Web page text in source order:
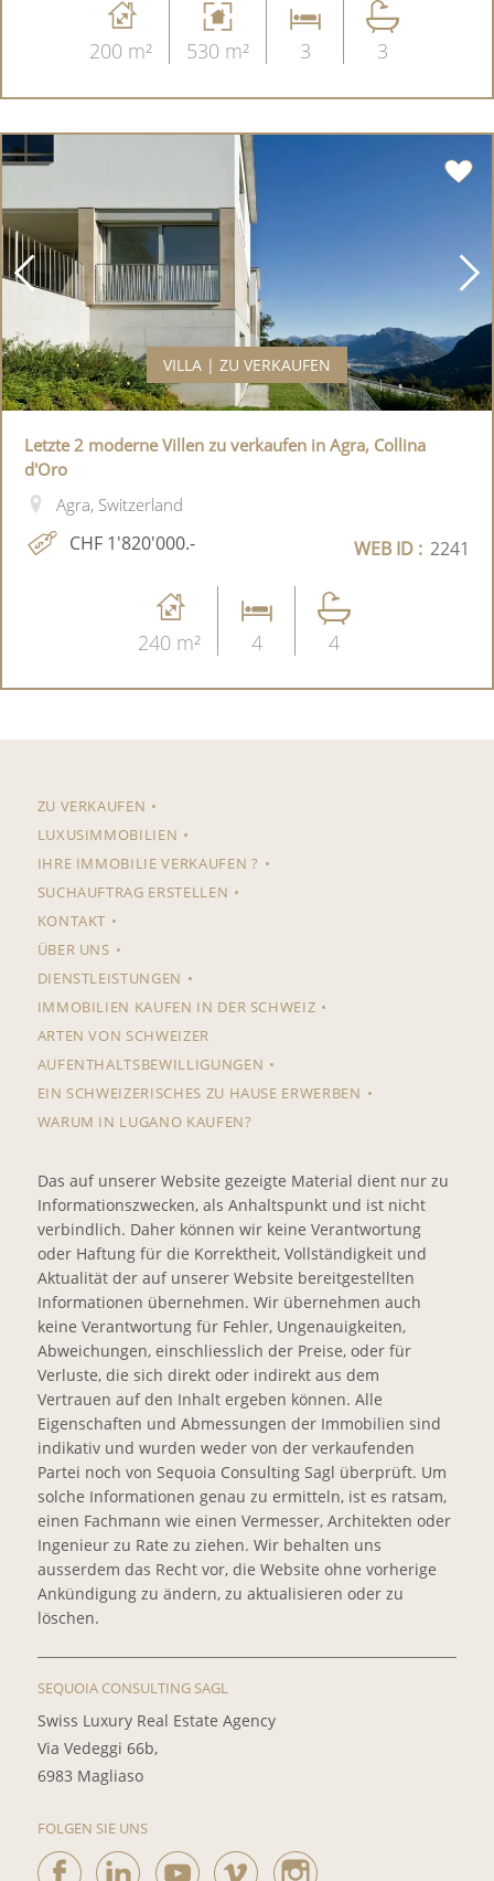
200 m² 530 m² 3 3
VILLA | ZU VERKAUFEN
Letzte 2 moderne Villen zu verkaufen in Agra, Collina
d'Oro
Agra, Switzerland
CHF 1'820'000.- WEB ID : 2241
240 m² 4 4
ZU VERKAUFEN
LUXUSIMMOBILIEN
IHRE IMMOBILIE VERKAUFEN ?
SUCHAUFTRAG ERSTELLEN
KONTAKT
ÜBER UNS
DIENSTLEISTUNGEN
IMMOBILIEN KAUFEN IN DER SCHWEIZ
ARTEN VON SCHWEIZER
AUFENTHALTSBEWILLIGUNGEN
EIN SCHWEIZERISCHES ZU HAUSE ERWERBEN
WARUM IN LUGANO KAUFEN?
Das auf unserer Website gezeigte Material dient nur zu
Informationszwecken, als Anhaltspunkt und ist nicht
verbindlich. Daher können wir keine Verantwortung
oder Haftung für die Korrektheit, Vollständigkeit und
Aktualität der auf unserer Website bereitgestellten
Informationen übernehmen. Wir übernehmen auch
keine Verantwortung für Fehler, Ungenauigkeiten,
Abweichungen, einschliesslich der Preise, oder für
Verluste, die sich direkt oder indirekt aus dem
Vertrauen auf den Inhalt ergeben können. Alle
Eigenschaften und Abmessungen der Immobilien sind
indikativ und wurden weder von der verkaufenden
Partei noch von Sequoia Consulting Sagl überprüft. Um
solche Informationen genau zu ermitteln, ist es ratsam,
einen Fachmann wie einen Vermesser, Architekten oder
Ingenieur zu Rate zu ziehen. Wir behalten uns
ausserdem das Recht vor, die Website ohne vorherige
Ankündigung zu ändern, zu aktualisieren oder zu
löschen.
SEQUOIA CONSULTING SAGL
Swiss Luxury Real Estate Agency
Via Vedeggi 66b,
6983 Magliaso
FOLGEN SIE UNS